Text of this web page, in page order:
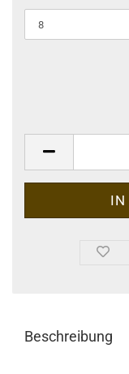
Beschreibung